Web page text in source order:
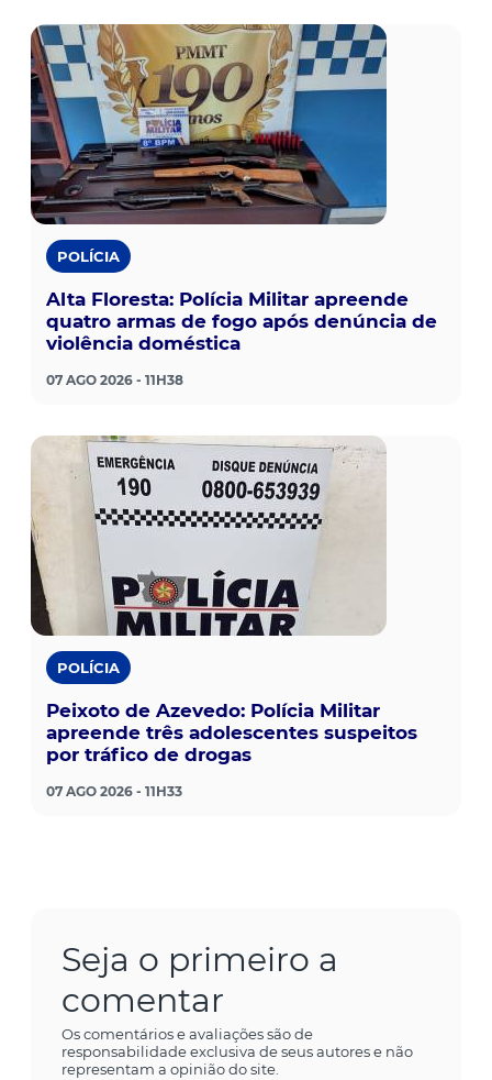
POLÍCIA
Alta Floresta: Polícia Militar apreende
quatro armas de fogo após denúncia de
violência doméstica
07 AGO 2026 - 11H38
POLÍCIA
Peixoto de Azevedo: Polícia Militar
apreende três adolescentes suspeitos
por tráfico de drogas
07 AGO 2026 - 11H33
Seja o primeiro a
comentar
Os comentários e avaliações são de
responsabilidade exclusiva de seus autores e não
representam a opinião do site.